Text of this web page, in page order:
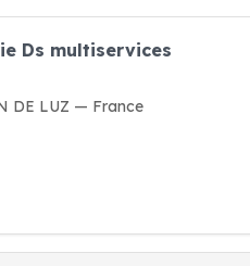
Ds multiservices
DE LUZ — France